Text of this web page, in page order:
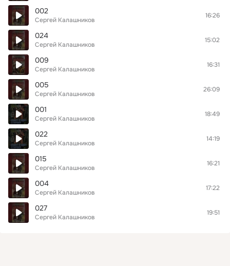
002
Сергей Калашников
16:26
024
Сергей Калашников
15:02
009
Сергей Калашников
16:31
005
Сергей Калашников
26:09
001
Сергей Калашников
18:49
022
Сергей Калашников
14:19
015
Сергей Калашников
16:21
004
Сергей Калашников
17:22
027
Сергей Калашников
19:51